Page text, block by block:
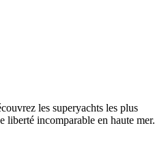
les superyachts les plus
liberté incomparable en haute mer.